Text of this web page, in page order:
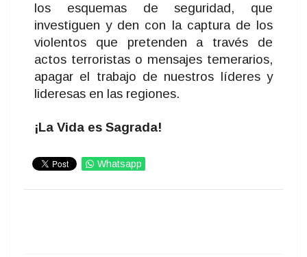
los esquemas de seguridad, que
investiguen y den con la captura de los
violentos que pretenden a través de
actos terroristas o mensajes temerarios,
apagar el trabajo de nuestros líderes y
lideresas en las regiones.
¡La Vida es Sagrada!
Whatsapp